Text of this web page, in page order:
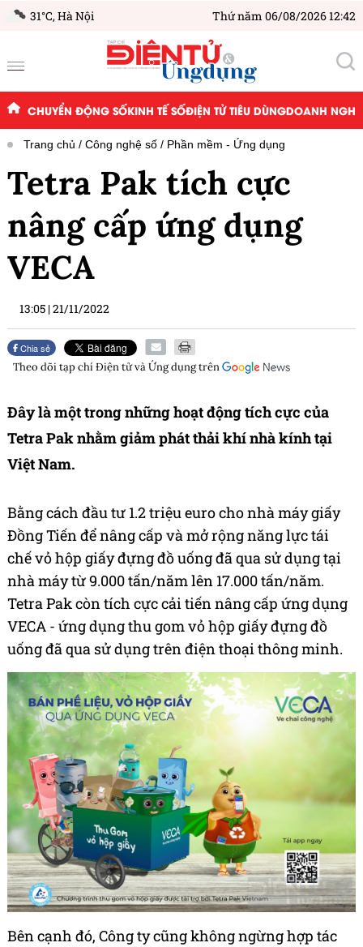
31°C,Hà Nội Thứ năm 06/08/2026 12:42
CHUYỂN ĐỘNG SỐKINH TẾ SỐĐIỆN TỬ TIÊU DÙNGDOANH
Trang chủ Công nghệ số Phần mềm - Ứng dụng
Tetra Pak tích cực
nâng cấp ứng dụng
VECA
13:05 |21/11/2022
Chia sẻ
Theo dõi tạp chíĐiện tử và Ứng dụngtrên
Đây là một trong những hoạt động tích cực của
Tetra Pak nhằm giảm phát thải khí nhà kính tại
Việt Nam.
Bằng cách đầu tư 1.2 triệu euro cho nhà máy giấy
Đồng Tiến để nâng cấp và mở rộng năng lực tái
chế vỏ hộp giấy đựng đồ uống đã qua sử dụng tại
nhà máy từ 9.000 tấn/năm lên 17.000 tấn/năm.
Tetra Pak còn tích cực cải tiến nâng cấp ứng dụng
VECA - ứng dụng thu gom vỏ hộp giấy đựng đồ
uống đã qua sử dụng trên điện thoại thông minh.
Bên cạnh đó, Công ty cũng không ngừng hợp tác